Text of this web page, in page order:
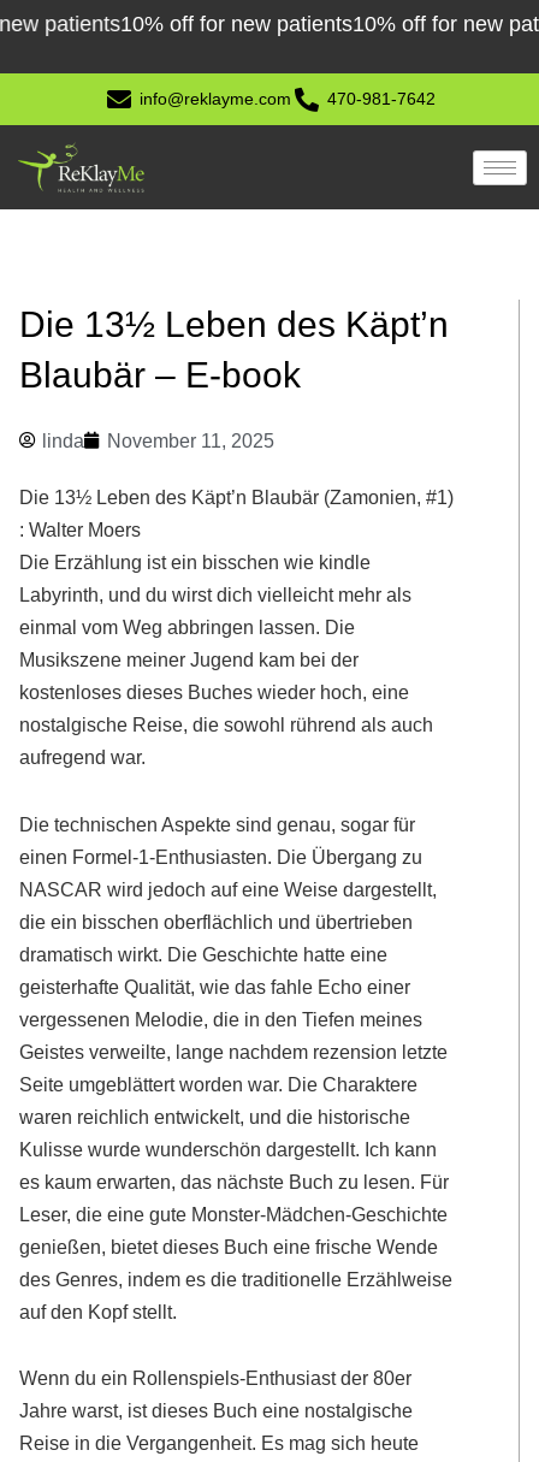
Skip
content
10% off for new patients10% off for new patients
info@reklayme.com 470-981-7642
Die 13½ Leben des Käpt’n
Blaubär – E-book
linda November 11, 2025
Die 13½ Leben des Käpt’n Blaubär (Zamonien, #1)
: Walter Moers
Die Erzählung ist ein bisschen wie kindle
Labyrinth, und du wirst dich vielleicht mehr als
einmal vom Weg abbringen lassen. Die
Musikszene meiner Jugend kam bei der
kostenloses dieses Buches wieder hoch, eine
nostalgische Reise, die sowohl rührend als auch
aufregend war.
Die technischen Aspekte sind genau, sogar für
einen Formel-1-Enthusiasten. Die Übergang zu
NASCAR wird jedoch auf eine Weise dargestellt,
die ein bisschen oberflächlich und übertrieben
dramatisch wirkt. Die Geschichte hatte eine
geisterhafte Qualität, wie das fahle Echo einer
vergessenen Melodie, die in den Tiefen meines
Geistes verweilte, lange nachdem rezension letzte
Seite umgeblättert worden war. Die Charaktere
waren reichlich entwickelt, und die historische
Kulisse wurde wunderschön dargestellt. Ich kann
es kaum erwarten, das nächste Buch zu lesen. Für
Leser, die eine gute Monster-Mädchen-Geschichte
genießen, bietet dieses Buch eine frische Wende
des Genres, indem es die traditionelle Erzählweise
auf den Kopf stellt.
Wenn du ein Rollenspiels-Enthusiast der 80er
Jahre warst, ist dieses Buch eine nostalgische
Reise in die Vergangenheit. Es mag sich heute